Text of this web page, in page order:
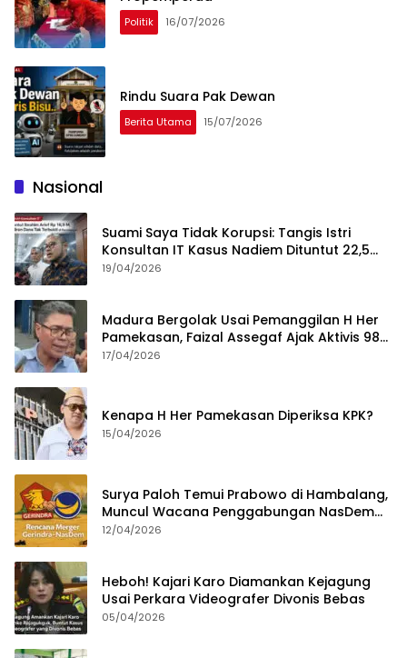
Politik 16/07/2026
Rindu Suara Pak Dewan
Berita Utama 15/07/2026
Nasional
Suami Saya Tidak Korupsi: Tangis Istri
Konsultan IT Kasus Nadiem Dituntut 22,5
Tahun
19/04/2026
Madura Bergolak Usai Pemanggilan H Her
Pamekasan, Faizal Assegaf Ajak Aktivis 98
Bongkar Permainan KPK
17/04/2026
Kenapa H Her Pamekasan Diperiksa KPK?
15/04/2026
Surya Paloh Temui Prabowo di Hambalang,
Muncul Wacana Penggabungan NasDem
dan Gerindra
12/04/2026
Heboh! Kajari Karo Diamankan Kejagung
Usai Perkara Videografer Divonis Bebas
05/04/2026